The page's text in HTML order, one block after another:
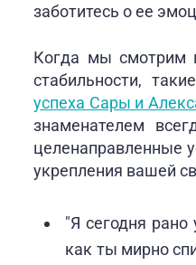
заботитесь о ее
Когда мы смотрим
стабильности,
успеха Сары и
знаменателем
целенаправленные
укрепления вашей
"Я сегодня
как ты мирно